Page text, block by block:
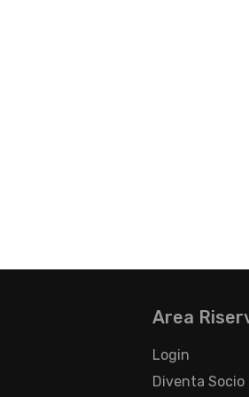
Area
Login
Diventa Socio